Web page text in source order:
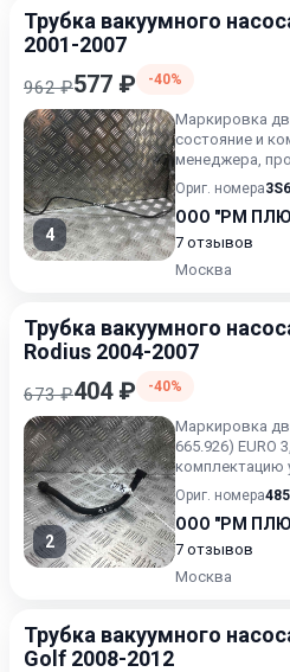
Трубка вакуумного
2001-2007
962 ₽577 ₽ -40%
4
Маркировка
состояние и
менеджера,
дней.
Ориг. номера
ООО "РМ
7 отзывов
Москва
Трубка вакуумного
Rodius 2004-2007
673 ₽404 ₽ -40%
2
Маркировка
665.926) EURO
комплектацию
проверочный
Ориг. номера
ООО "РМ
7 отзывов
Москва
Трубка вакуумного
Golf 2008-2012